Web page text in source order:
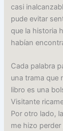
casi
pude evitar
que la historia
habían
Cada palabra
una trama que
libro es una
Visitante
Por otro lado,
me hizo